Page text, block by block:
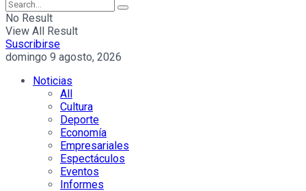
No Result
View All Result
Suscribirse
domingo 9 agosto, 2026
Noticias
All
Cultura
Deporte
Economía
Empresariales
Espectáculos
Eventos
Informes